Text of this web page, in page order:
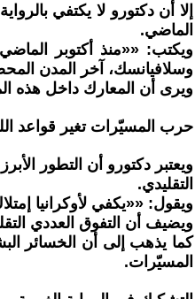
إلا أن دكتورو لا يكتفي
الماضي.
ويكتب: ««منذ أكتوبر
وسلافيانسك، آخر المدن
ويرى أن المعارك داخل هذه
حرب المسيّرات تغير قواعد
ويعتبر دكتورو أن التطور
التقليدي.
ويقول: ««يكفي لأوكرانيا
ويضيف أن التفوق العددي
كما يذهب إلى أن الخسائر
المسيّرات.